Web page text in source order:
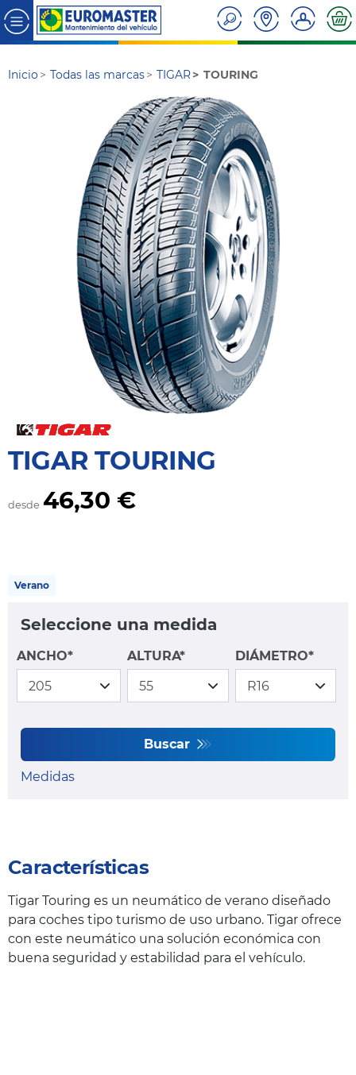
Inicio Todas las marcas TIGAR TOURING
TIGAR TOURING
desde 46,30 €
Verano
Seleccione una medida
ANCHO* ALTURA* DIÁMETRO*
Buscar
Medidas
Características
Tigar Touring es un neumático de verano diseñado
para coches tipo turismo de uso urbano. Tigar ofrece
con este neumático una solución económica con
buena seguridad y estabilidad para el vehículo.